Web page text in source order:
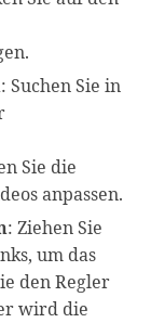
: Suchen Sie in
Sie die
anpassen.
: Ziehen Sie
um das
den Regler
wird die